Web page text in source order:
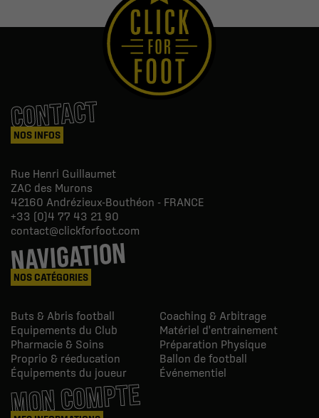
CONTACT
NOS INFOS
Rue Henri Guillaumet
ZAC des Murons
42160 Andrézieux-Bouthéon - FRANCE
+33 (0)4 77 43 21 90
contact@clickforfoot.com
NAVIGATION
NOS CATÉGORIES
Buts & Abris football
Coaching & Arbitrage
Equipements du Club
Matériel d'entrainement
Pharmacie & Soins
Préparation Physique
Proprio & réeducation
Ballon de football
Équipements du joueur
Événementiel
MON COMPTE